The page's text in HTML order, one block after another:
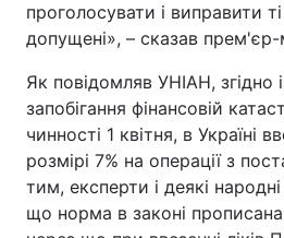
проголосувати і виправити
допущені», – сказав прем'єр-
Як повідомляв УНІАН, згідно
запобігання фінансовій
чинності 1 квітня, в Україні
розмірі 7% на операції з
тим, експерти і деякі
що норма в законі